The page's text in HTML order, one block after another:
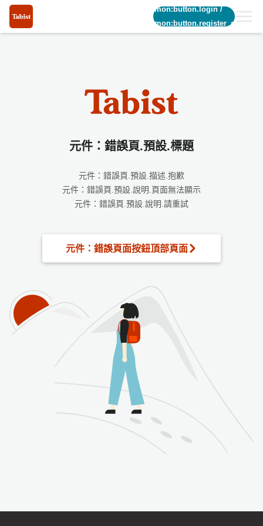
common:button.login/
common:button.register_short
元件：錯誤頁.預設.標題
元件：錯誤頁.預設.描述.抱歉
元件：錯誤頁.預設.說明.頁面無法顯示
元件：錯誤頁.預設.說明.請重試
元件：錯誤頁面按鈕頂部頁面